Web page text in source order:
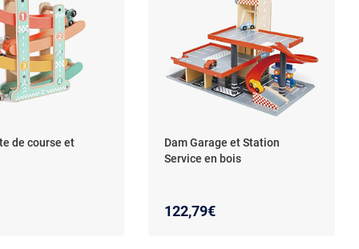
de course et
Dam Garage et Station
Service en bois
122,79€